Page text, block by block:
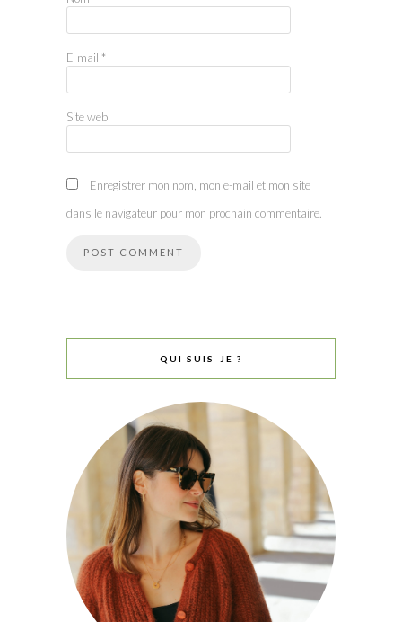
E-mail *
Site web
Enregistrer mon nom, mon e-mail et mon site
dans le navigateur pour mon prochain commentaire.
QUI SUIS-JE ?